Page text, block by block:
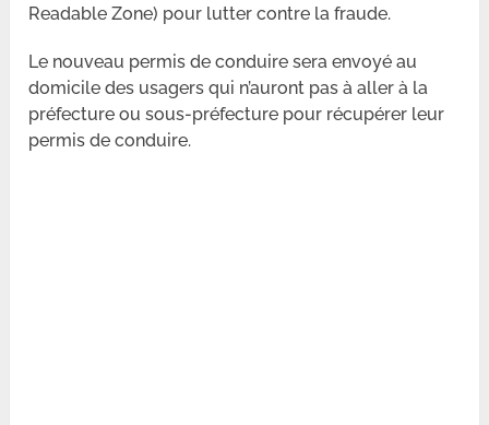
Readable Zone) pour lutter contre la fraude.
Le nouveau permis de conduire sera envoyé au
domicile des usagers qui n’auront pas à aller à la
préfecture ou sous-préfecture pour récupérer leur
permis de conduire.